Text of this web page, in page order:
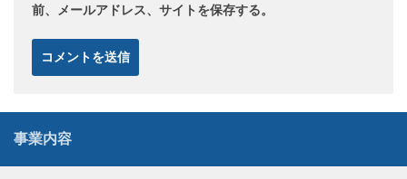
前、メールアドレス、サイトを保存する。
事業内容